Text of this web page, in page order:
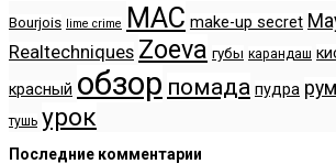
Bourjois lime crime MAC make-up secret
Realtechniques Zoeva губы карандаш
красный обзор помада пудра
тушь урок
Последние комментарии